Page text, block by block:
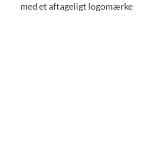
med et aftageligt logomærke